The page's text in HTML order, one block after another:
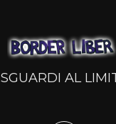
SGUARDI AL